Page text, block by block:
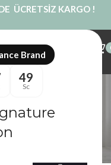
Brand
49
Sc
ÜCRETSİZ KARGO !
Mum
olarak etiketlendi